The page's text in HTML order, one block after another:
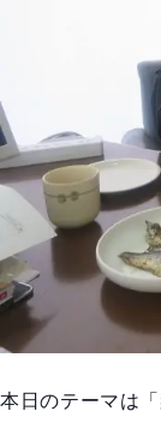
本日のテーマは